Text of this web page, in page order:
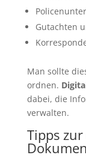
Gutachten
Man sollte
ordnen.
dabei, die
verwalten.
Tipps